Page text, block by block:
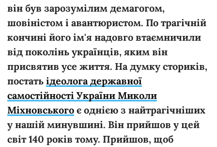
він був зарозумілим демагогом,
шовіністом і авантюристом. По трагічній
кончині його ім'я надовго втаємничили
від поколінь українців, яким він
присвятив усе життя. На думку сториків,
постать ідеолога державної
самостійності України Миколи
Міхновського є однією з найтрагічніших
у нашій минувшині. Він прийшов у цей
світ 140 років тому. Прийшов, щоб